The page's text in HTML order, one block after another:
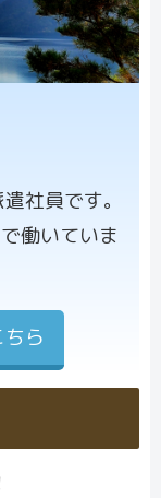
社員です。
働いていま
ら